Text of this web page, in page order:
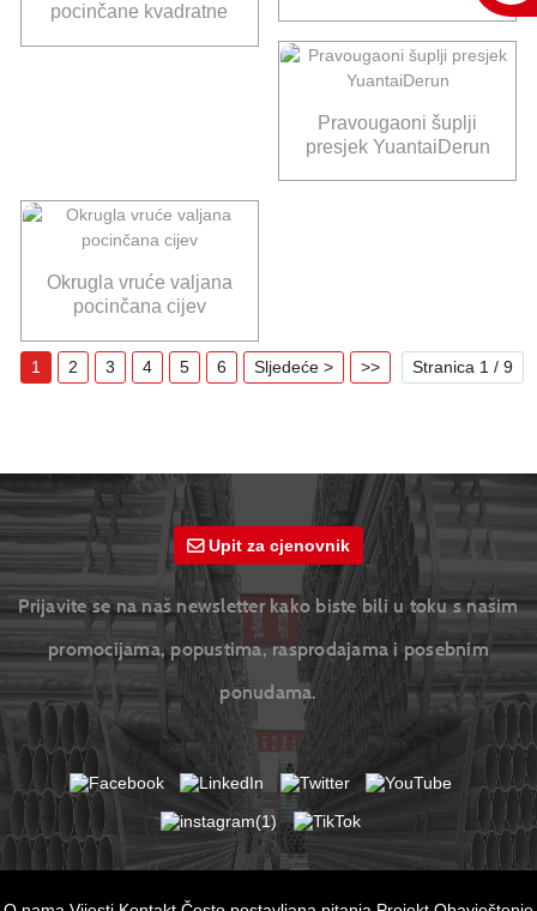
pocinčane kvadratne
Pravougaoni šuplji
presjek YuantaiDerun
Okrugla vruće valjana
pocinčana cijev
1 2 3 4 5 6 Sljedeće > >> Stranica 1 / 9
Upit za cjenovnik
Prijavite se na naš newsletter kako biste bili u toku s našim
promocijama, popustima, rasprodajama i posebnim
ponudama.